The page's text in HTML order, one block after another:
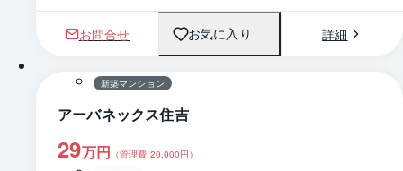
お問合せ お気に入り 詳細
1 / 0 間取り
新築マンション
アーバネックス住吉
29万円 （管理費 20,000円）